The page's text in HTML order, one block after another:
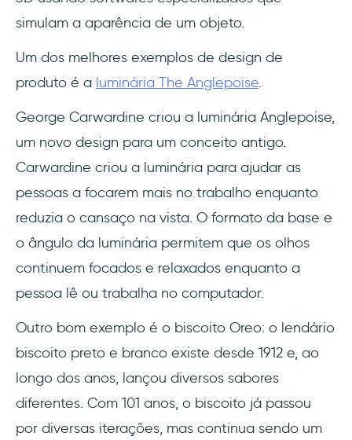
simulam a aparência de um objeto.
Um dos melhores exemplos de design de
produto é a luminária The Anglepoise.
George Carwardine criou a luminária Anglepoise,
um novo design para um conceito antigo.
Carwardine criou a luminária para ajudar as
pessoas a focarem mais no trabalho enquanto
reduzia o cansaço na vista. O formato da base e
o ângulo da luminária permitem que os olhos
continuem focados e relaxados enquanto a
pessoa lê ou trabalha no computador.
Outro bom exemplo é o biscoito Oreo: o lendário
biscoito preto e branco existe desde 1912 e, ao
longo dos anos, lançou diversos sabores
diferentes. Com 101 anos, o biscoito já passou
por diversas iterações, mas continua sendo um